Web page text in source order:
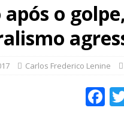
o
Carlos Frederico Lenine
F